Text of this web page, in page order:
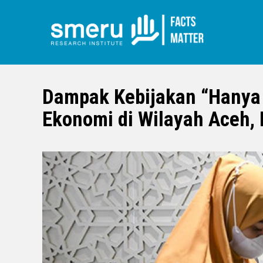
Dampak Kebijakan
Ekonomi di Wilayah Aceh,